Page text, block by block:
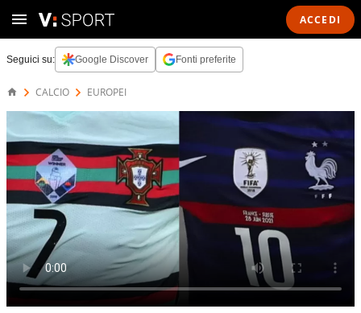
ACCEDI
Seguici su: Google Discover Fonti preferite
CALCIO EUROPEI